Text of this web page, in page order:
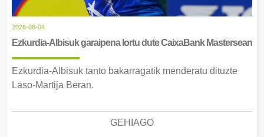
2026-08-04
Ezkurdia-Albisuk garaipena lortu dute CaixaBank Mastersean
Ezkurdia-Albisuk tanto bakarragatik menderatu dituzte
Laso-Martija Beran.
GEHIAGO